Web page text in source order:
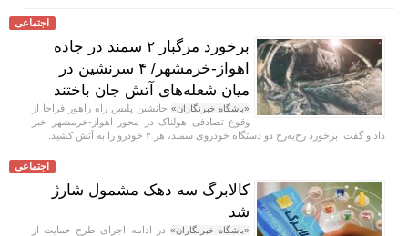
اجتماعی
برخورد مرگبار ۲ سمند در جاده
اهواز-خرمشهر/ ۴ سرنشین در
میان شعله‌های آتش جان باختند
«باشگاه خبرنگاران» جانشین پلیس راه راهور فراجا از
وقوع تصادفی هولناک در محور اهواز-خرمشهر خبر
داد و گفت: برخورد رخ‌به‌رخ دو دستگاه خودروی سمند، هر ۲ خودرو را به آتش کشید.
اجتماعی
کالابرگ سه دهک مشمول شارژ
شد
«باشگاه خبرنگاران» در ادامه اجرای طرح حمایت از